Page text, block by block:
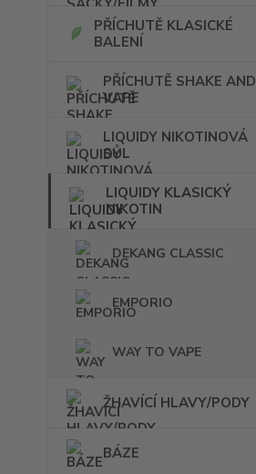
PŘÍCHUTĚ KLASICKÉ
BALENÍ
PŘÍCHUTĚ SHAKE AND
VAPE
LIQUIDY NIKOTINOVÁ
SŮL
LIQUIDY KLASICKÝ
NIKOTIN
DEKANG CLASSIC
EMPORIO
WAY TO VAPE
ŽHAVÍCÍ HLAVY/PODY
BÁZE